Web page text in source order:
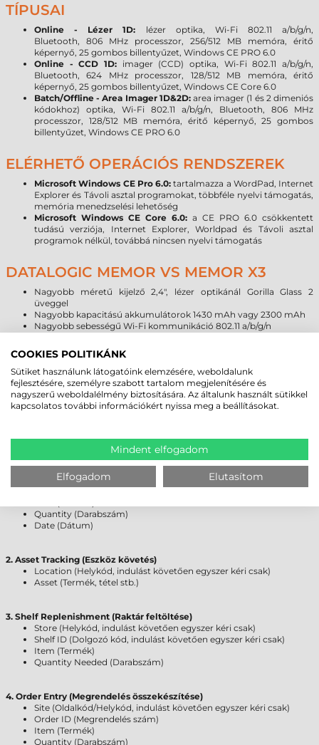
TÍPUSAI
Online - Lézer 1D: lézer optika, Wi-Fi 802.11 a/b/g/n,
Bluetooth, 806 MHz processzor, 256/512 MB memóra, éritő
képernyő, 25 gombos billentyűzet, Windows CE PRO 6.0
Online - CCD 1D: imager (CCD) optika, Wi-Fi 802.11 a/b/g/n,
Bluetooth,624 MHz processzor, 128/512 MB memóra, éritő
képernyő, 25 gombos billentyűzet, Windows CE Core 6.0
Batch/Offline - Area Imager 1D&2D: area imager (1 és 2 dimeniós
kódokhoz) optika, Wi-Fi 802.11 a/b/g/n, Bluetooth, 806 MHz
processzor, 128/512 MB memóra, éritő képernyő, 25 gombos
billentyűzet, Windows CE PRO 6.0
ELÉRHETŐ OPERÁCIÓS RENDSZEREK
Microsoft Windows CE Pro 6.0: tartalmazza a WordPad, Internet
Explorer és Távoli asztal programokat, többféle nyelvi támogatás,
memória menedzselési lehetőség
Microsoft Windows CE Core 6.0: a CE PRO 6.0 csökkentett
tudású verziója, Internet Explorer, Worldpad és Távoli asztal
programok nélkül, továbbá nincsen nyelvi támogatás
DATALOGIC MEMOR VS MEMOR X3
Nagyobb méretű kijelző 2,4", lézer optikánál Gorilla Glass 2
üveggel
Nagyobb kapacitású akkumulátorok 1430 mAh vagy 2300 mAh
Nagyobb sebességű Wi-Fi kommunikáció 802.11 a/b/g/n
Kétféle processzor és nagyobb memória
WinCE PRO 6.0 és WinCE Core 6.0 operációs rendszer
VIGYÁZZ, KÉSZ, RAJT!
A Datalogic adatgyűjtőihez ingyenesen biztosítja a PAL és
Az applikáció segítségével szoftverfejlesztés nélkül azonnal indulhat a
A szoftver weblapunkon a Letöltés fülön elérhető.
1. Shelf Inventory (Leltár)
Quantity (Darabszám)
Date (Dátum)
2. Asset Tracking (Eszköz követés)
Location (Helykód, indulást követően egyszer kéri csak)
Asset (Termék, tétel stb.)
3. Shelf Replenishment (Raktár feltöltése)
Store (Helykód, indulást követően egyszer kéri csak)
Shelf ID (Dolgozó kód, indulást követően egyszer kéri csak)
Item (Termék)
Quantity Needed (Darabszám)
4. Order Entry (Megrendelés összekészítése)
Site (Oldalkód/Helykód, indulást követően egyszer kéri csak)
Order ID (Megrendelés szám)
Item (Termék)
Quantity (Darabszám)
COOKIES POLITIKÁNK
Sütiket használunk látogatóink elemzésére, weboldalunk
fejlesztésére, személyre szabott tartalom megjelenítésére és
nagyszerű weboldalélmény biztosítására. Az általunk használt sütikkel
kapcsolatos további információkért nyissa meg a beállításokat.
Mindent elfogadom
Elfogadom Elutasítom